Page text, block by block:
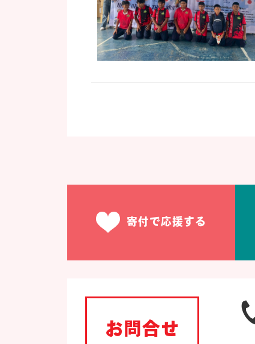
寄付で応援する
お問合せ